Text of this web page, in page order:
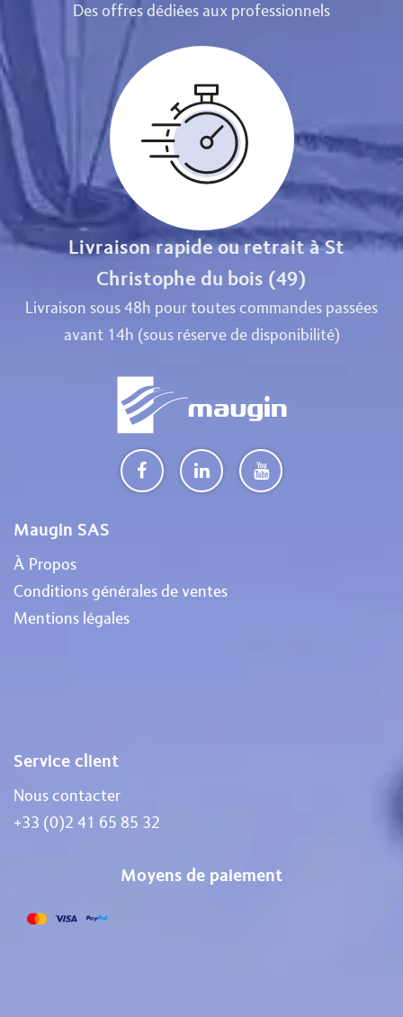
Des offres dédiées aux professionnels
Livraison rapide ou retrait à St
Christophe du bois (49)
Livraison sous 48h pour toutes commandes passées
avant 14h (sous réserve de disponibilité)
Maugin SAS
À Propos
Conditions générales de ventes
Mentions légales
Service client
Nous contacter
+33 (0)2 41 65 85 32
Moyens de paiement